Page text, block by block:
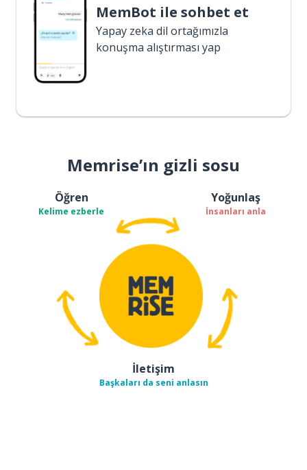
MemBot ile sohbet et
Yapay zeka dil ortağımızla
konuşma alıştırması yap
Memrise’ın gizli sosu
Öğren
Kelime ezberle
Yoğunlaş
İnsanları anla
İletişim
Başkaları da seni anlasın